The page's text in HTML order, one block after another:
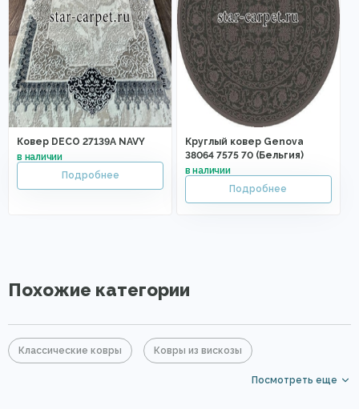
Ковер DECO 27139A NAVY
Круглый ковер Genova
38064 7575 70 (Бельгия)
Похожие категории
Классические ковры Ковры из вискозы
Посмотреть еще